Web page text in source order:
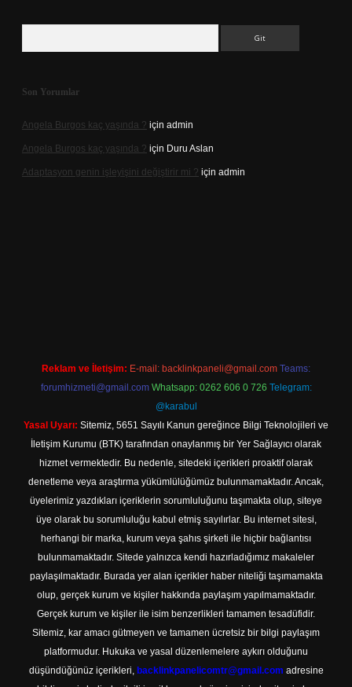
Son Yorumlar
Angela Burgos kaç yaşında ? için admin
Angela Burgos kaç yaşında ? için Duru Aslan
Adaptasyon genin işleyişini değiştirir mi ? için admin
Reklam ve İletişim: E-mail: backlinkpaneli@gmail.com Teams:
forumhizmeti@gmail.com Whatsapp: 0262 606 0 726 Telegram:
@karabul
Yasal Uyarı: Sitemiz, 5651 Sayılı Kanun gereğince Bilgi Teknolojileri ve
İletişim Kurumu (BTK) tarafından onaylanmış bir Yer Sağlayıcı olarak
hizmet vermektedir. Bu nedenle, sitedeki içerikleri proaktif olarak
denetleme veya araştırma yükümlülüğümüz bulunmamaktadır. Ancak,
üyelerimiz yazdıkları içeriklerin sorumluluğunu taşımakta olup, siteye
üye olarak bu sorumluluğu kabul etmiş sayılırlar. Bu internet sitesi,
herhangi bir marka, kurum veya şahıs şirketi ile hiçbir bağlantısı
bulunmamaktadır. Sitede yalnızca kendi hazırladığımız makaleler
paylaşılmaktadır. Burada yer alan içerikler haber niteliği taşımamakta
olup, gerçek kurum ve kişiler hakkında paylaşım yapılmamaktadır.
Gerçek kurum ve kişiler ile isim benzerlikleri tamamen tesadüfidir.
Sitemiz, kar amacı gütmeyen ve tamamen ücretsiz bir bilgi paylaşım
platformudur. Hukuka ve yasal düzenlemelere aykırı olduğunu
düşündüğünüz içerikleri, backlinkpanelicomtr@gmail.com adresine